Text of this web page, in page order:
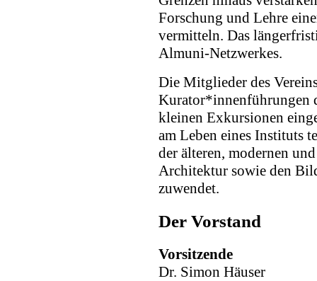
Forschung und Lehre
vermitteln. Das
Almuni-Netzwerkes.
Die Mitglieder des
Kurator*innenführungen
kleinen Exkursionen
am Leben eines Instituts
der älteren, modernen
Architektur sowie den
zuwendet.
Der Vorstand
Vorsitzende
Dr. Simon Häuser